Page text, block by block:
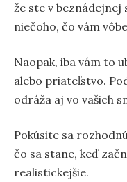
že ste v beznádejnej
niečoho, čo vám
Naopak, iba vám to
alebo priateľstvo.
odráža aj vo vašich
Pokúsite sa
čo sa stane, keď
realistickejšie.